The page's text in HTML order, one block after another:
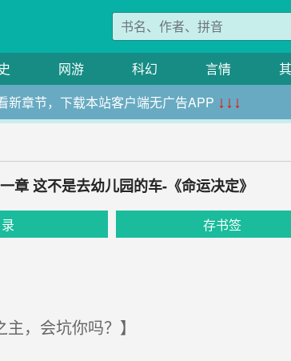
网游 科幻 言情
新章节，下载本站客户端无广告APP ↓↓↓
章 这不是去幼儿园的车-《命运决定》
存书签
，会坑你吗？】